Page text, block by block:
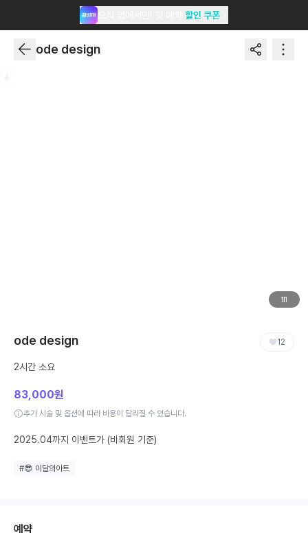
할인 쿠폰
ode design
11
ode design 12
2시간 소요
83,000원
추가 시술 및 옵션에 따라 비용이 달라질 수 있습니다.
2025.04까지 이벤트가 (비회원 기준)
#😎 이달의아트
예약